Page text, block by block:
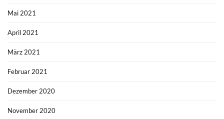
Mai 2021
April 2021
März 2021
Februar 2021
Dezember 2020
November 2020